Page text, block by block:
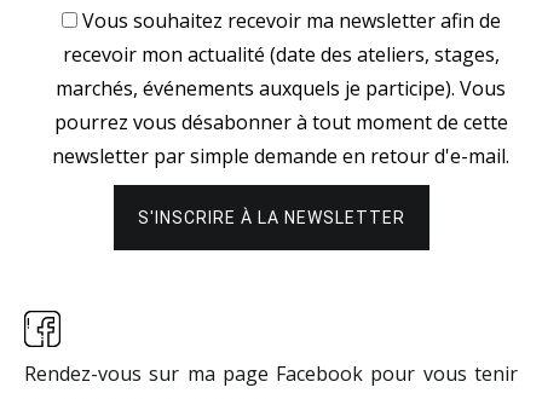
Vous souhaitez recevoir ma newsletter afin de
recevoir mon actualité (date des ateliers, stages,
marchés, événements auxquels je participe). Vous
pourrez vous désabonner à tout moment de cette
newsletter par simple demande en retour d'e-mail.
Rendez-vous sur ma page Facebook pour vous tenir